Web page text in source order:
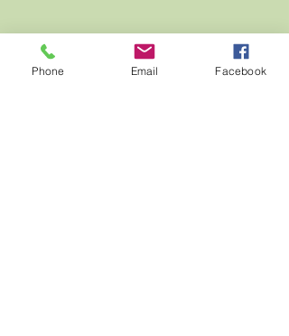
Phone Email Facebook